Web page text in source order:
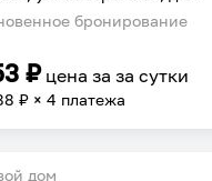
бронирование
₽ цена заза сутки
₽ × 4 платежа
дом